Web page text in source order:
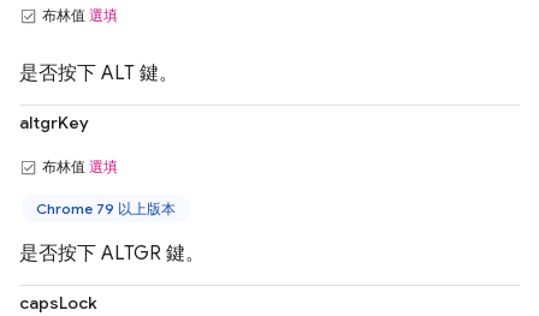
布林值 選填
是否按下 ALT 鍵。
altgrKey
布林值 選填
Chrome 79 以上版本
是否按下 ALTGR 鍵。
capsLock